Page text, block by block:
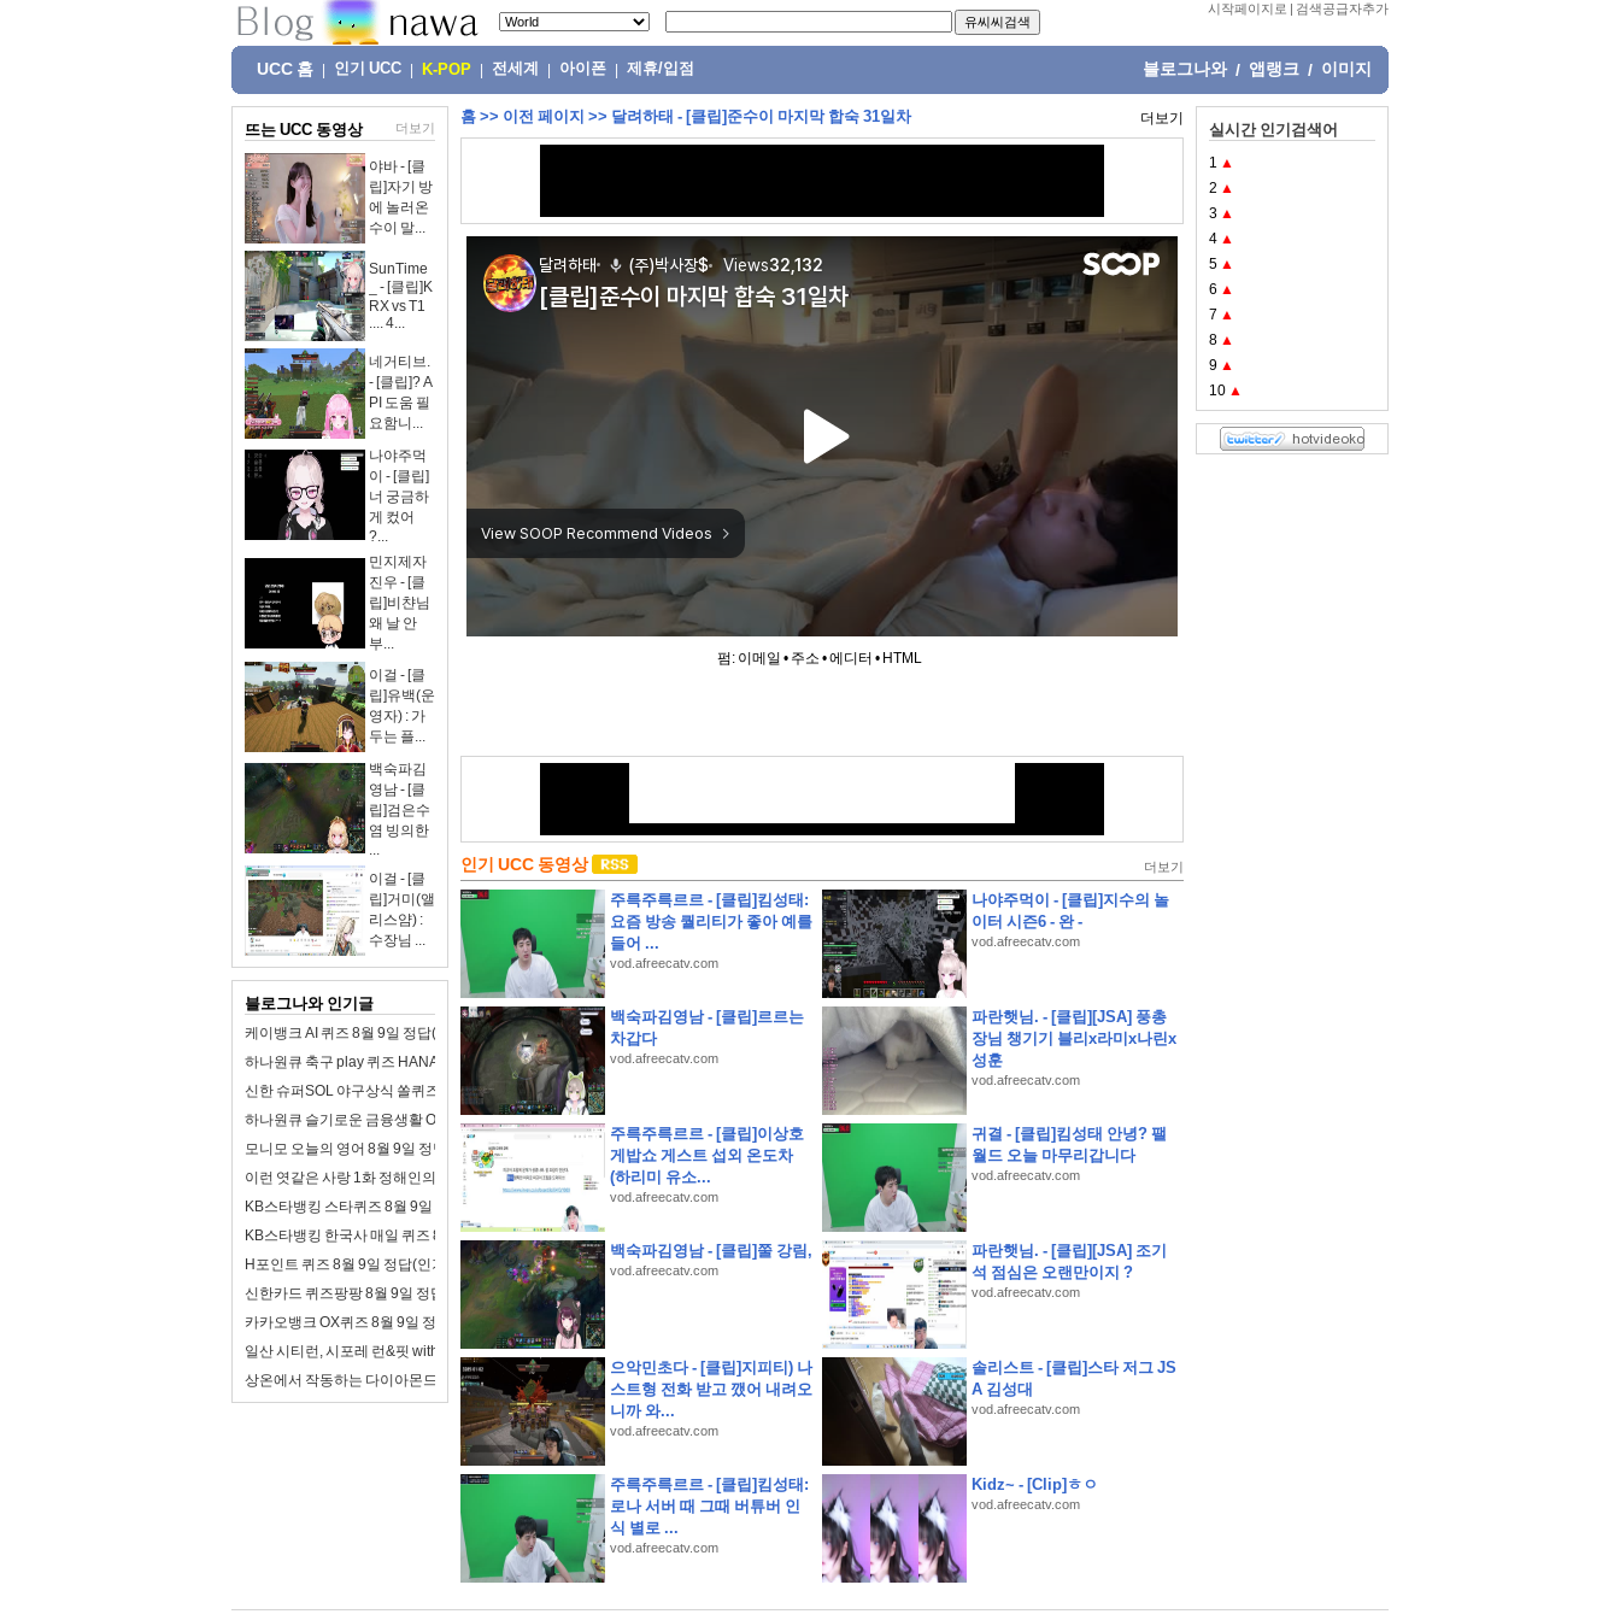
시작페이지로 | 검색공급자추가
UCC 홈 인기 UCC K-POP 전세계 아이폰 제휴/입점 블로그나와 / 앱랭크 / 이미지
뜨는 UCC 동영상 더보기
야바 - [클
립]자기 방
에 놀러온
수이 말...
SunTime
_ - [클립]K
RX vs T1
.... 4...
네거티브.
- [클립]? A
PI 도움 필
요함니...
나야주먹
이 - [클립]
너 궁금하
게 컸어
?...
민지제자
진우 - [클
립]비챤님
왜 날 안
부...
이걸 - [클
립]유백(운
영자) : 가
두는 플...
백숙파김
영남 - [클
립]검은수
염 빙의한
...
이걸 - [클
립]거미(앨
리스얌) :
수장님 ...
블로그나와 인기글
케이뱅크 AI 퀴즈 8월 9일 정답(제품 구매를 추천하는 대신, 제품의 단점까지 솔직하게 리뷰하여 과소비를 경계하는 인플루언서 유형은?)
하나원큐 축구 play 퀴즈 HANA 8월 9일 정답(8월 8일(토), K리그1, 2 소속 14팀이 펼친 경기는 총 몇 경기일까요?)
신한 슈퍼SOL 야구상식 쏠퀴즈 8월 9일 정답(폭염으로 인한 경기 취소로 2026 신한 SOL KBO 리그 가을 일정에 부담이 커졌습니다. KBO 정규시즌 한 팀당 치르는 경수는 총 몇 경기 일까요?)
하나원큐 슬기로운 금융생활 OX퀴즈 8월 9일 정답(하나원큐에서는 나의 은퇴 MBTI를 알아볼수 있다)
모니모 오늘의 영어 8월 9일 정답(여기서 일해보는 게 제 꿈이에요. 여기서 일하고 싶었어요. 승진하기를 바랍니다)
이런 엿같은 사랑 1화 정해인의 첫사랑 맑눈광 하영 누구였냐고 나는?
KB스타뱅킹 스타퀴즈 8월 9일 정답(자녀에게 증여 후 납부할 세액이 없더라도 가급적이면 신고를 해두는 것이 좋다)
KB스타뱅킹 한국사 매일 퀴즈 8월 9일 정답(오랜 기간 발해의 수도였던 상경성에서 발견된 온돌 시설과 불상, 기와 등을 통해 발해가 고구려를 계승한 것을 알 수 있다)
H포인트 퀴즈 8월 9일 정답(인기있는 디지털 콘텐츠를 H.Point에서 즐겨보세요! 멜론, 밀리의서재, 티빙의 인기 구독서비스를 H.Point에서 결제하시면 포인트 추가적립 혜택도 드립니다! 이 신규 서
신한카드 퀴즈팡팡 8월 9일 정답('트래블 Discover-Day! 준비부터 설레는 여행 필수 아이템 특가전'에서 판매되는 특가 상품이 아닌 것은?)
카카오뱅크 OX퀴즈 8월 9일 정답(모임통장이 있어야 모임 미션 챌린지에 참여 가능하다)
일산 시티런, 시포레 런&핏 with 디스커버리 10km 달리기
상온에서 작동하는 다이아몬드 양자컴퓨터, 투자자는 무엇을 봐야 할까?
홈 >> 이전 페이지 >> 달려하태 - [클립]준수이 마지막 합숙 31일차 더보기
펌: 이메일 • 주소 •에디터 • HTML
인기 UCC 동영상 더보기
주륵주륵르르 - [클립]킴성태:
요즘 방송 퀄리티가 좋아 예를
들어 ...
vod.afreecatv.com
나야주먹이 - [클립]지수의 놀
이터 시즌6 - 완 -
vod.afreecatv.com
백숙파김영남 - [클립]르르는
차갑다
vod.afreecatv.com
파란햇님. - [클립][JSA] 풍총
장님 챙기기 블리x라미x나린x
성훈
vod.afreecatv.com
주륵주륵르르 - [클립]이상호
게밥쇼 게스트 섭외 온도차
(하리미 유소...
vod.afreecatv.com
귀결 - [클립]킴성태 안녕? 팰
월드 오늘 마무리갑니다
vod.afreecatv.com
백숙파김영남 - [클립]쭐 강림,
vod.afreecatv.com
파란햇님. - [클립][JSA] 조기
석 점심은 오랜만이지 ?
vod.afreecatv.com
으악민초다 - [클립]지피티) 나
스트형 전화 받고 깼어 내려오
니까 와...
vod.afreecatv.com
솔리스트 - [클립]스타 저그 JS
A 김성대
vod.afreecatv.com
주륵주륵르르 - [클립]킴성태:
로나 서버 때 그때 버튜버 인
식 별로 ...
vod.afreecatv.com
Kidz~ - [Clip]ㅎㅇ
vod.afreecatv.com
실시간 인기검색어
1 ▲
2 ▲
3 ▲
4 ▲
5 ▲
6 ▲
7 ▲
8 ▲
9 ▲
10 ▲